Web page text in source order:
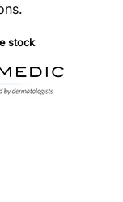
stock